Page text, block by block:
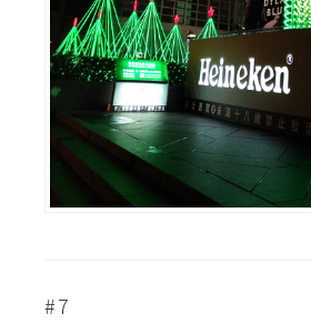
合
作
提
#7